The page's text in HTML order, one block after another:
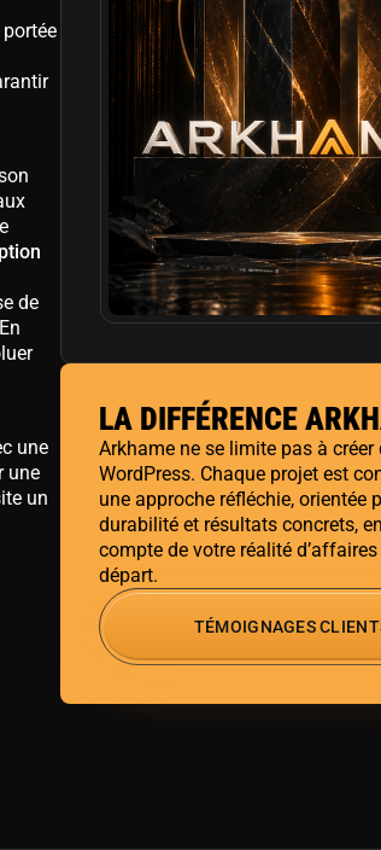
de
une
une
un
LA DIFFÉRENCE
Arkhame ne se limite pas à créer
WordPress. Chaque projet est
une approche réfléchie, orientée
durabilité et résultats concrets,
compte de votre réalité
départ.
TÉMOIGNAGES